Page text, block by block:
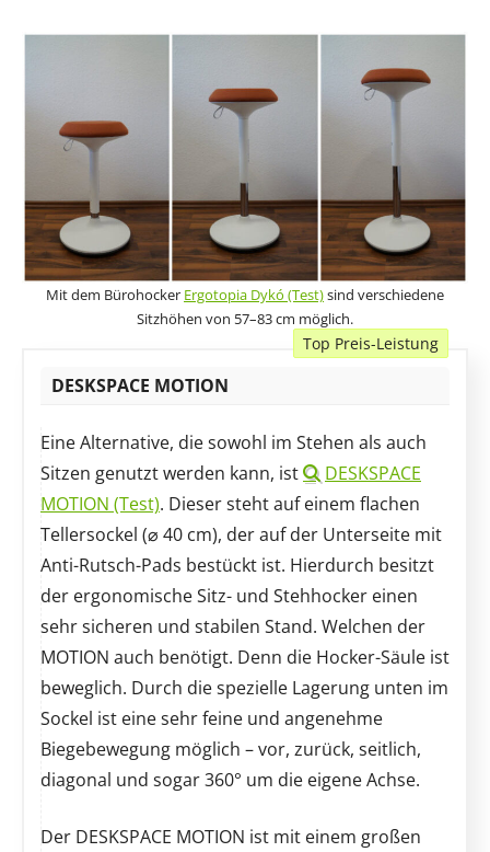
Mit dem Bürohocker Ergotopia Dykó (Test)sind verschiedene
Sitzhöhen von 57–83 cm möglich.
DESKSPACE MOTION
Eine Alternative, die sowohl im Stehen als auch
Sitzen genutzt werden kann, ist
DESKSPACE
MOTION (Test). Dieser steht auf einem flachen
Tellersockel (⌀ 40 cm), der auf der Unterseite mit
Anti-Rutsch-Pads bestückt ist. Hierdurch besitzt
der ergonomische Sitz- und Stehhocker einen
sehr sicheren und stabilen Stand. Welchen der
MOTION auch benötigt. Denn die Hocker-Säule ist
beweglich. Durch die spezielle Lagerung unten im
Sockel ist eine sehr feine und angenehme
Biegebewegung möglich – vor, zurück, seitlich,
diagonal und sogar 360° um die eigene Achse.
Der DESKSPACE MOTION ist mit einem großen
Top Preis-Leistung